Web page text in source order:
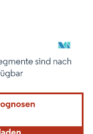
Namensnennung